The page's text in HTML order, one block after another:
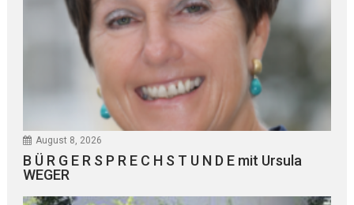
August 8, 2026
B Ü R G E R S P R E C H S T U N D E mit Ursula
WEGER